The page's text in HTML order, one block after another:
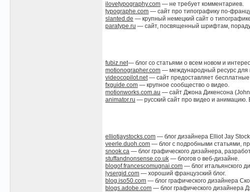
ilovetypography.com — не требует комментариев.
typographe.com — сайт про типографику по-
slanted.de — крупный немецкий сайт о
paratype.ru — сайт, посвященный шрифтам,
fubiz.net— блог со статьями о всем новом и
motionographer.com — международный ресурс для
videocopilot.net— сайт предоставляет
fxguide.com — крупное сообщество о видео.
motionworks.com.au — сайт Джона Дикенсона
animator.ru — русский сайт про видео и
elliotjaystocks.com — блог дизайнера Elliot Jay
veerle.duoh.com — блог с подробными статьями,
snook.ca — блог графического дизайнера,
stuffandnonsense.co.uk — блогов о веб-дизайне.
blogof.francescomugnai.com — блог итальянского
lysergid.com — хороший французский блог.
blog.iso50.com — блог графического дизайнера
blogs.adobe.com — блог графического дизайнера